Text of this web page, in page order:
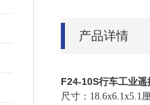
产品详情
F24-10S行车工业遥
尺寸：18.6x6.1x5.1